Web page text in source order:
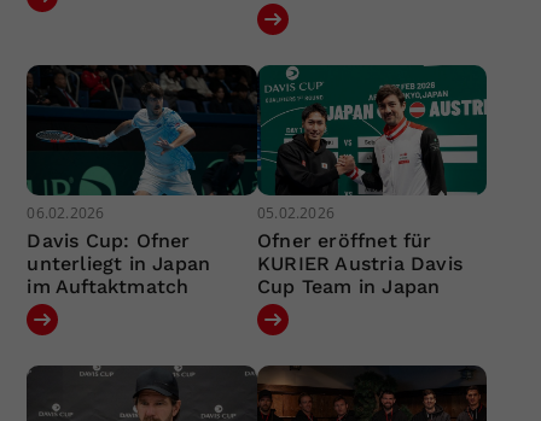
06.02.2026
Davis Cup: Ofner
unterliegt in Japan
im Auftaktmatch
05.02.2026
Ofner eröffnet für
KURIER Austria Davis
Cup Team in Japan